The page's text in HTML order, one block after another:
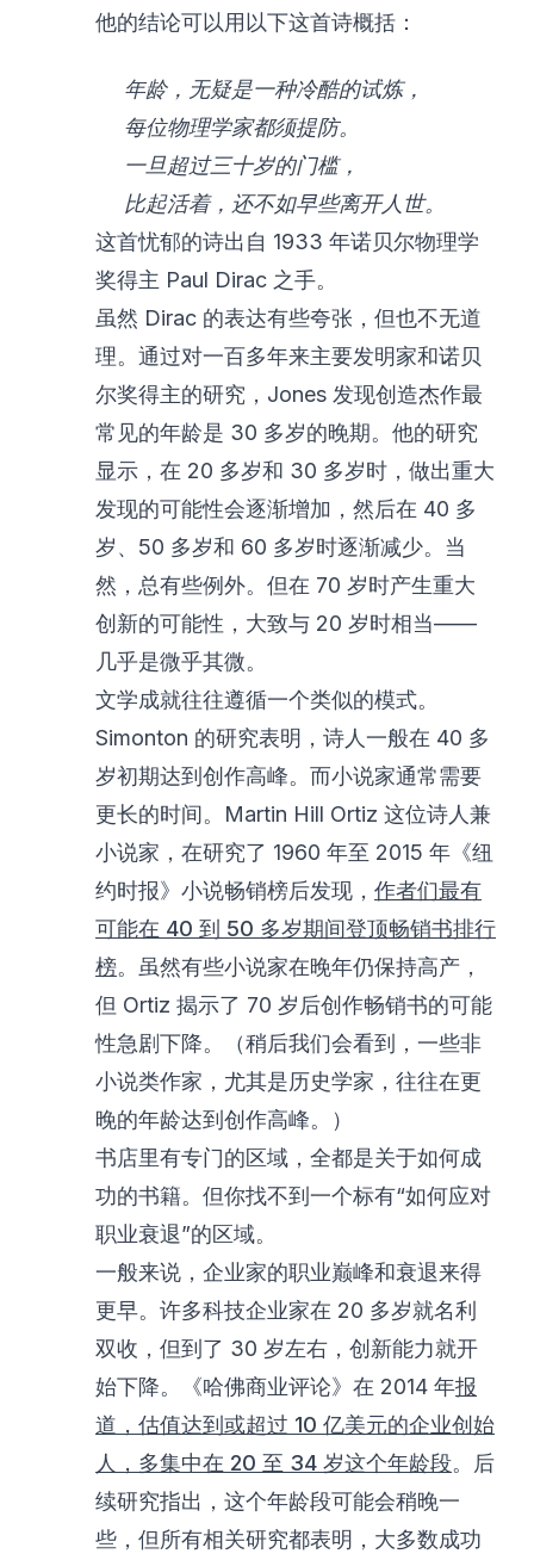
他的结论可以用以下这首诗概括：
年龄，无疑是一种冷酷的试炼，
每位物理学家都须提防。
一旦超过三十岁的门槛，
比起活着，还不如早些离开人世。
这首忧郁的诗出自 1933 年诺贝尔物理学
奖得主 Paul Dirac 之手。
虽然 Dirac 的表达有些夸张，但也不无道
理。通过对一百多年来主要发明家和诺贝
尔奖得主的研究，Jones 发现创造杰作最
常见的年龄是 30 多岁的晚期。他的研究
显示，在 20 多岁和 30 多岁时，做出重大
发现的可能性会逐渐增加，然后在 40 多
岁、50 多岁和 60 多岁时逐渐减少。当
然，总有些例外。但在 70 岁时产生重大
创新的可能性，大致与 20 岁时相当——
几乎是微乎其微。
文学成就往往遵循一个类似的模式。
Simonton 的研究表明，诗人一般在 40 多
岁初期达到创作高峰。而小说家通常需要
更长的时间。Martin Hill Ortiz 这位诗人兼
小说家，在研究了 1960 年至 2015 年《纽
约时报》小说畅销榜后发现， 作者们最有
可能在 40 到 50 多岁期间登顶畅销书排行
榜。虽然有些小说家在晚年仍保持高产，
但 Ortiz 揭示了 70 岁后创作畅销书的可能
性急剧下降。（稍后我们会看到，一些非
小说类作家，尤其是历史学家，往往在更
晚的年龄达到创作高峰。）
书店里有专门的区域，全都是关于如何成
功的书籍。但你找不到一个标有“如何应对
职业衰退”的区域。
一般来说，企业家的职业巅峰和衰退来得
更早。许多科技企业家在 20 多岁就名利
双收，但到了 30 岁左右，创新能力就开
始下降。《哈佛商业评论》在 2014 年报
道，估值达到或超过 10 亿美元的企业创始
人，多集中在 20 至 34 岁这个年龄段。后
续研究指出，这个年龄段可能会稍晚一
些，但所有相关研究都表明，大多数成功